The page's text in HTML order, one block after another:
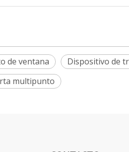
de ventana
Dispositivo de
multipunto